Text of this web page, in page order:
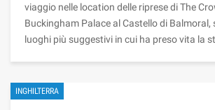
viaggio nelle location delle riprese di The
Buckingham Palace al Castello di Balmoral,
luoghi più suggestivi in ​​cui ha preso vita la
INGHILTERRA